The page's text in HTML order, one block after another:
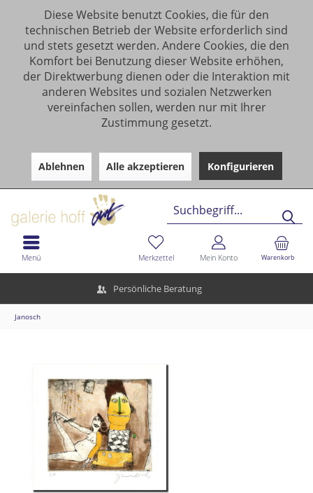
Diese Website benutzt Cookies, die für den
technischen Betrieb der Website erforderlich sind
und stets gesetzt werden. Andere Cookies, die den
Komfort bei Benutzung dieser Website erhöhen,
der Direktwerbung dienen oder die Interaktion mit
anderen Websites und sozialen Netzwerken
vereinfachen sollen, werden nur mit Ihrer
Zustimmung gesetzt.
Ablehnen Alle akzeptieren Konfigurieren
Persönliche Beratung
Warenkorb
Merkzettel Mein Konto
Menü
Janosch